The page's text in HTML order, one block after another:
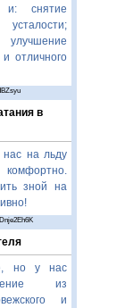
и: снятие
отличного
в
нас на льду
зной на
но у нас
из
и